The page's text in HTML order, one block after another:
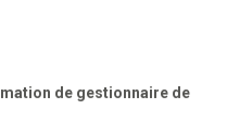
de gestionnaire de